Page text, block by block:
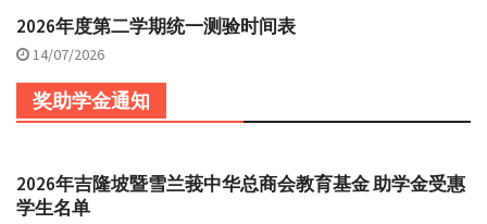
2026年度第二学期统一测验时间表
14/07/2026
奖助学金通知
2026年吉隆坡暨雪兰莪中华总商会教育基金 助学金受惠
学生名单